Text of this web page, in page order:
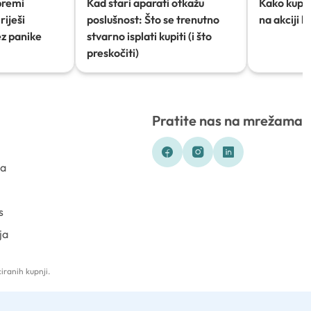
panike
poslušnost: Što se trenutno
stvarno isplati kupiti (i što
preskočiti)
na akciji
Pratite nas na mrežama
kupnji.